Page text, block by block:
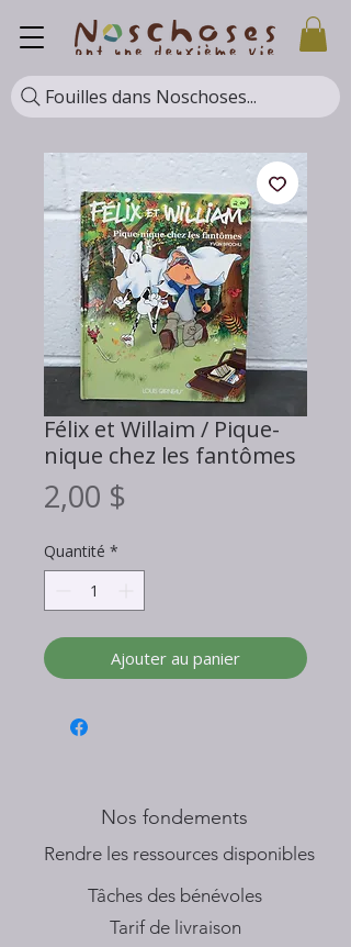
Fouilles dans Noschoses...
Félix et Willaim / Pique-
nique chez les fantômes
2,00 $
Quantité *
Ajouter au panier
Nos fondements
​Rendre les ressources disponibles
Tâches des bénévoles
Tarif de livraison